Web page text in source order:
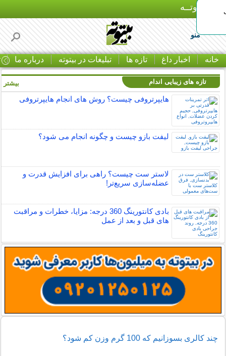
بـیتوتــه
منو
خانه اخبار داغ تازه ها تبلیغات در بیتوته درباره ما
تازه های زیبایی اندام
هایپرتروفی چیست؟ روش های انجام هایپرتروفی
لیفت بازو چیست و چگونه انجام می شود؟
لاستر ست چیست؟ راهی برای افزایش قدرت و
عضله‌سازی سریع‌تر!
بادی کانتورینگ 360 درجه: مزایا، خطرات و مراقبت
های قبل و بعد از عمل
بیشتر
چند کالری بسوزانیم که 100 گرم وزن کم شود؟